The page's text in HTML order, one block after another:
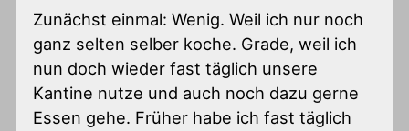
Zunächst einmal: Wenig. Weil ich nur noch
ganz selten selber koche. Grade, weil ich
nun doch wieder fast täglich unsere
Kantine nutze und auch noch dazu gerne
Essen gehe. Früher habe ich fast täglich